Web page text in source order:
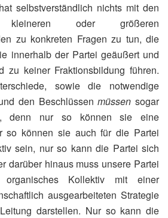
selbstverständlich nichts mit den
kleineren oder größeren
zu konkreten Fragen zu tun, die
innerhalb der Partei geäußert und
zu keiner Fraktionsbildung führen.
sowie die notwendige
den Beschlüssenmüssen sogar
denn nur so können sie eine
so können sie auch für die Partei
sein, nur so kann die Partei sich
darüber hinaus muss unsere Partei
organisches Kollektiv mit einer
ausgearbeiteten Strategie
darstellen. Nur so kann die